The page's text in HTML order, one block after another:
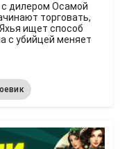
с дилером Осамой
торговать,
ищет способ
с убийцей меняет